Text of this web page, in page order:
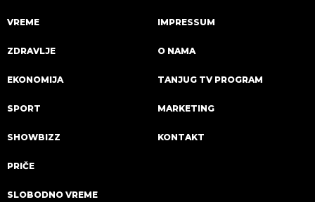
VREME
ZDRAVLJE
EKONOMIJA
SPORT
SHOWBIZZ
PRIČE
SLOBODNO VREME
IMPRESSUM
O NAMA
TANJUG TV PROGRAM
MARKETING
KONTAKT